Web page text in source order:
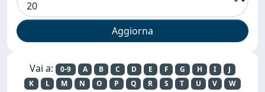
Vai a: 0-9 A B C D E F G H I
J
K
L M N O P Q R S T U V
W